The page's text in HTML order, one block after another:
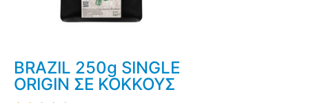
BRAZIL 250g SINGLE
ORIGIN ΣΕ ΚΟΚΚΟΥΣ